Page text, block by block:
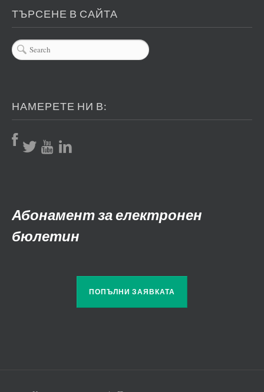
ТЪРСЕНЕ В САЙТА
НАМЕРЕТЕ НИ В:
Абонамент за електронен
бюлетин
ПОПЪЛНИ ЗАЯВКАТА